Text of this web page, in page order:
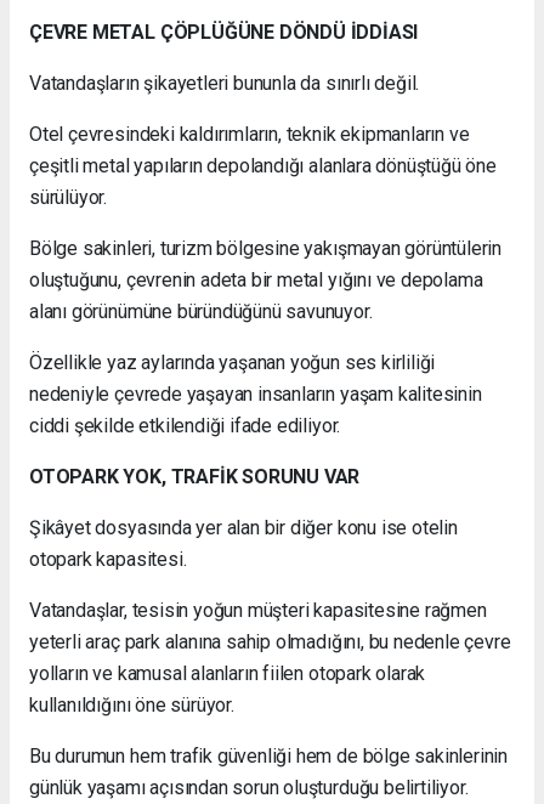
ÇEVRE METAL ÇÖPLÜĞÜNE DÖNDÜ İDDİASI
Vatandaşların şikayetleri bununla da sınırlı değil.
Otel çevresindeki kaldırımların, teknik ekipmanların ve
çeşitli metal yapıların depolandığı alanlara dönüştüğü öne
sürülüyor.
Bölge sakinleri, turizm bölgesine yakışmayan görüntülerin
oluştuğunu, çevrenin adeta bir metal yığını ve depolama
alanı görünümüne büründüğünü savunuyor.
Özellikle yaz aylarında yaşanan yoğun ses kirliliği
nedeniyle çevrede yaşayan insanların yaşam kalitesinin
ciddi şekilde etkilendiği ifade ediliyor.
OTOPARK YOK, TRAFİK SORUNU VAR
Şikâyet dosyasında yer alan bir diğer konu ise otelin
otopark kapasitesi.
Vatandaşlar, tesisin yoğun müşteri kapasitesine rağmen
yeterli araç park alanına sahip olmadığını, bu nedenle çevre
yolların ve kamusal alanların fiilen otopark olarak
kullanıldığını öne sürüyor.
Bu durumun hem trafik güvenliği hem de bölge sakinlerinin
günlük yaşamı açısından sorun oluşturduğu belirtiliyor.